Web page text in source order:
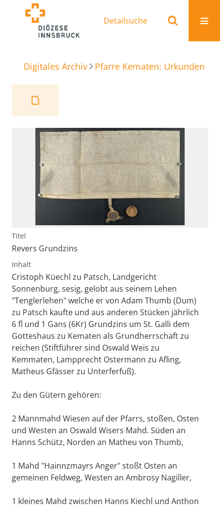
Detailsuche
Digitales Archiv Pfarre Kematen: Urkunden
Titel
Revers Grundzins
Inhalt
Cristoph Küechl zu Patsch, Landgericht
Sonnenburg, sesig, gelobt aus seinem Lehen
"Tenglerlehen" welche er von Adam Thumb (Dum)
zu Patsch kaufte und aus anderen Stücken jährlich
6 fl und 1 Gans (6Kr) Grundzins um St. Galli dem
Gotteshaus zu Kematen als Grundherrschaft zu
reichen (Stiftführer sind Oswald Weis zu
Kemmaten, Lampprecht Ostermann zu Afling,
Matheus Gfässer zu Unterferfuß).
Zu den Gütern gehören:
2 Mannmahd Wiesen auf der Pfarrs, stoßen, Osten
und Westen an Oswald Wisers Mahd. Süden an
Hanns Schütz, Norden an Matheu von Thumb,
1 Mahd "Hainnzmayrs Anger" stoßt Osten an
gemeinen Feldweg, Westen an Ambrosy Nagiller,
1 kleines Mahd zwischen Hanns Kiechl und Anthon